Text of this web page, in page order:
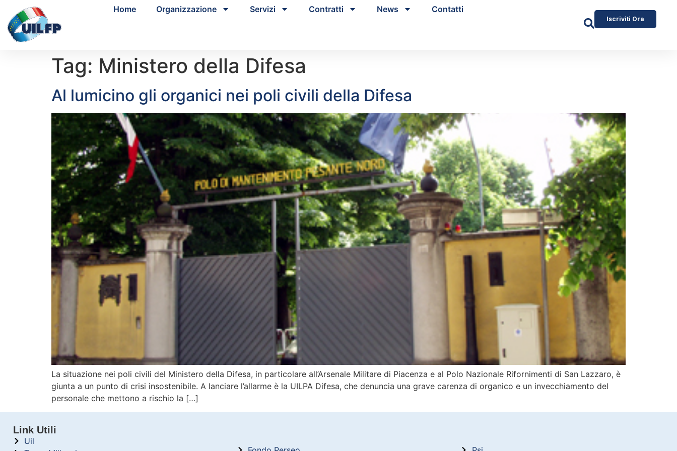
Home Organizzazione Servizi Contratti News Contatti
Iscriviti Ora
Tag: Ministero della Difesa
Al lumicino gli organici nei poli civili della Difesa
La situazione nei poli civili del Ministero della Difesa, in particolare all’Arsenale Militare di Piacenza e al Polo Nazionale Rifornimenti di San Lazzaro, è
giunta a un punto di crisi insostenibile. A lanciare l’allarme è la UILPA Difesa, che denuncia una grave carenza di organico e un invecchiamento del
personale che mettono a rischio la […]
Link Utili
Uil